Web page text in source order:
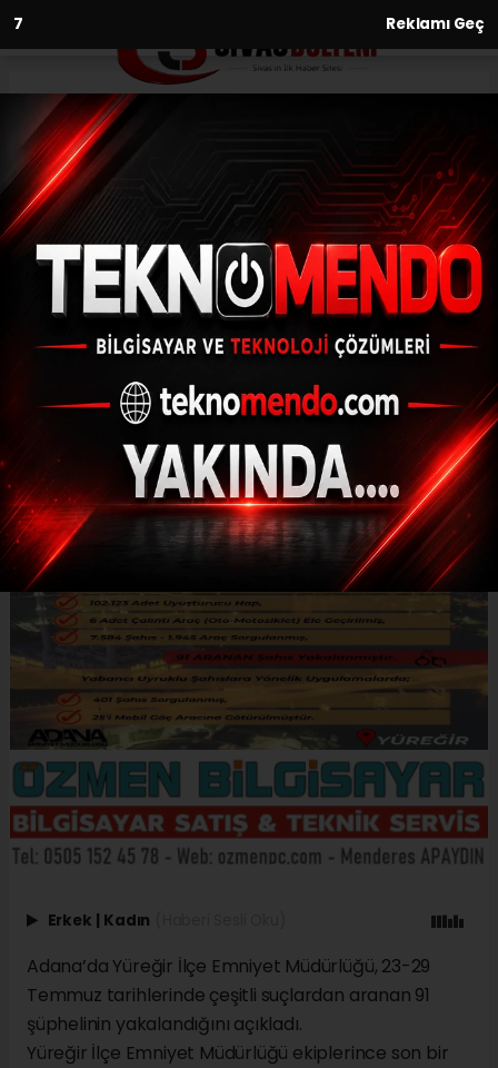
6 Reklamı Geç
Anasayfa Asayiş
Yüreğir polisi aranan 91 kişiyi
(İHA) - İhlas Haber Ajansı | 31.07.2024 - 17:01, Güncelleme: 31.07.2024 -
16:38
Yüreğir polisi aranan 91 kişiyi yakaladı
Erkek | Kadın
Adana’da Yüreğir İlçe Emniyet Müdürlüğü, 23-29
Temmuz tarihlerinde çeşitli suçlardan aranan 91
şüphelinin yakalandığını açıkladı.
Yüreğir İlçe Emniyet Müdürlüğü ekiplerince son bir